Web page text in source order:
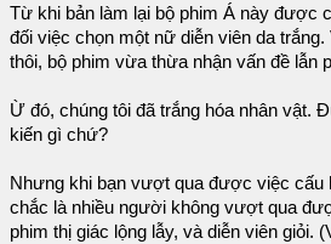
Từ khi bản làm lại bộ phim Á này được
đối việc chọn một nữ diễn viên da
thôi, bộ phim vừa thừa nhận vấn đề lẫn
Ừ đó, chúng tôi đã trắng hóa nhân vật.
kiến gì chứ?
Nhưng khi bạn vượt qua được việc cấu
chắc là nhiều người không vượt qua
phim thị giác lộng lẫy, và diễn viên giỏi.